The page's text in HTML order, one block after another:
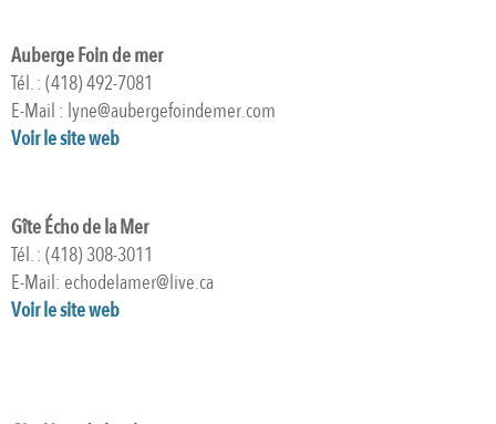
Auberge Foin de mer
Tél. : (418) 492-7081
E-Mail : lyne@aubergefoindemer.com
Voir le site web
Gîte Écho de la Mer
Tél. : (418) 308-3011
E-Mail: echodelamer@live.ca
Voir le site web